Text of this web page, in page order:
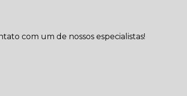
com um de nossos especialistas!